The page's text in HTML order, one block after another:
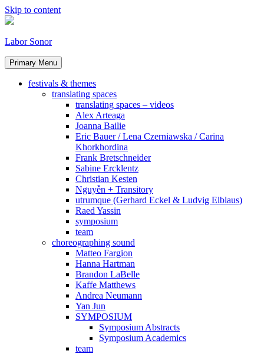
Skip to content
Labor Sonor
Primary Menu
festivals & themes
translating spaces
translating spaces – videos
Alex Arteaga
Joanna Bailie
Eric Bauer / Lena Czerniawska / Carina
Khorkhordina
Frank Bretschneider
Sabine Ercklentz
Christian Kesten
Nguyễn + Transitory
utrumque (Gerhard Eckel & Ludvig Elblaus)
Raed Yassin
symposium
team
choreographing sound
Matteo Fargion
Hanna Hartman
Brandon LaBelle
Kaffe Matthews
Andrea Neumann
Yan Jun
SYMPOSIUM
Symposium Abstracts
Symposium Academics
team